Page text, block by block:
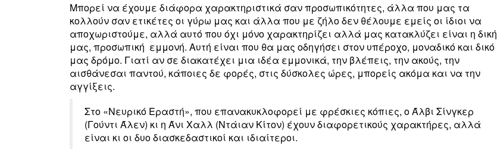
Μπορεί να έχουμε διάφορα χαρακτηριστικά σαν προσωπικότητες, άλλα που μας τα
κολλούν σαν ετικέτες οι γύρω μας και άλλα που με ζήλο δεν θέλουμε εμείς οι ίδιοι να
αποχωριστούμε, αλλά αυτό που όχι μόνο χαρακτηρίζει αλλά μας κατακλύζει είναι η δική
μας, προσωπική εμμονή. Αυτή είναι που θα μας οδηγήσει στον υπέροχο, μοναδικό και δικό
μας δρόμο. Γιατί αν σε διακατέχει μια ιδέα εμμονικά, την βλέπεις, την ακούς, την
αισθάνεσαι παντού, κάποιες δε φορές, στις δύσκολες ώρες, μπορείς ακόμα και να την
αγγίξεις.
Στο «Νευρικό Εραστή», που επανακυκλοφορεί με φρέσκιες κόπιες, ο Άλβι Σίνγκερ
(Γούντι Άλεν) κι η Άνι Χαλλ (Ντάιαν Κίτον) έχουν διαφορετικούς χαρακτήρες, αλλά
είναι κι οι δυο διασκεδαστικοί και ιδιαίτεροι.